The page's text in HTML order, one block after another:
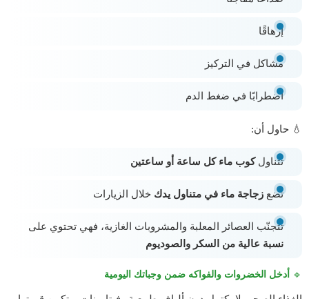
إرهاقًا
مشاكل في التركيز
اضطرابًا في ضغط الدم
💧 حاول أن:
تتناولكوب ماء كل ساعة أو ساعتين
تضع زجاجة ماء في متناول يدك خلال الزيارات
تتجنّب العصائر المعلبة والمشروبات الغازية، فهي تحتوي على
نسبة عالية من السكر والصوديوم
🔹 أدخل الخضروات والفواكه ضمن وجباتك اليومية